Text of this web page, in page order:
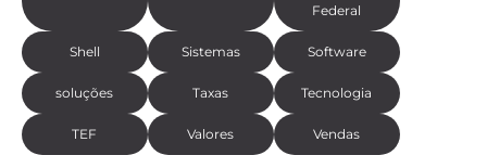
Federal
Shell Sistemas Software
soluções Taxas Tecnologia
TEF Valores Vendas